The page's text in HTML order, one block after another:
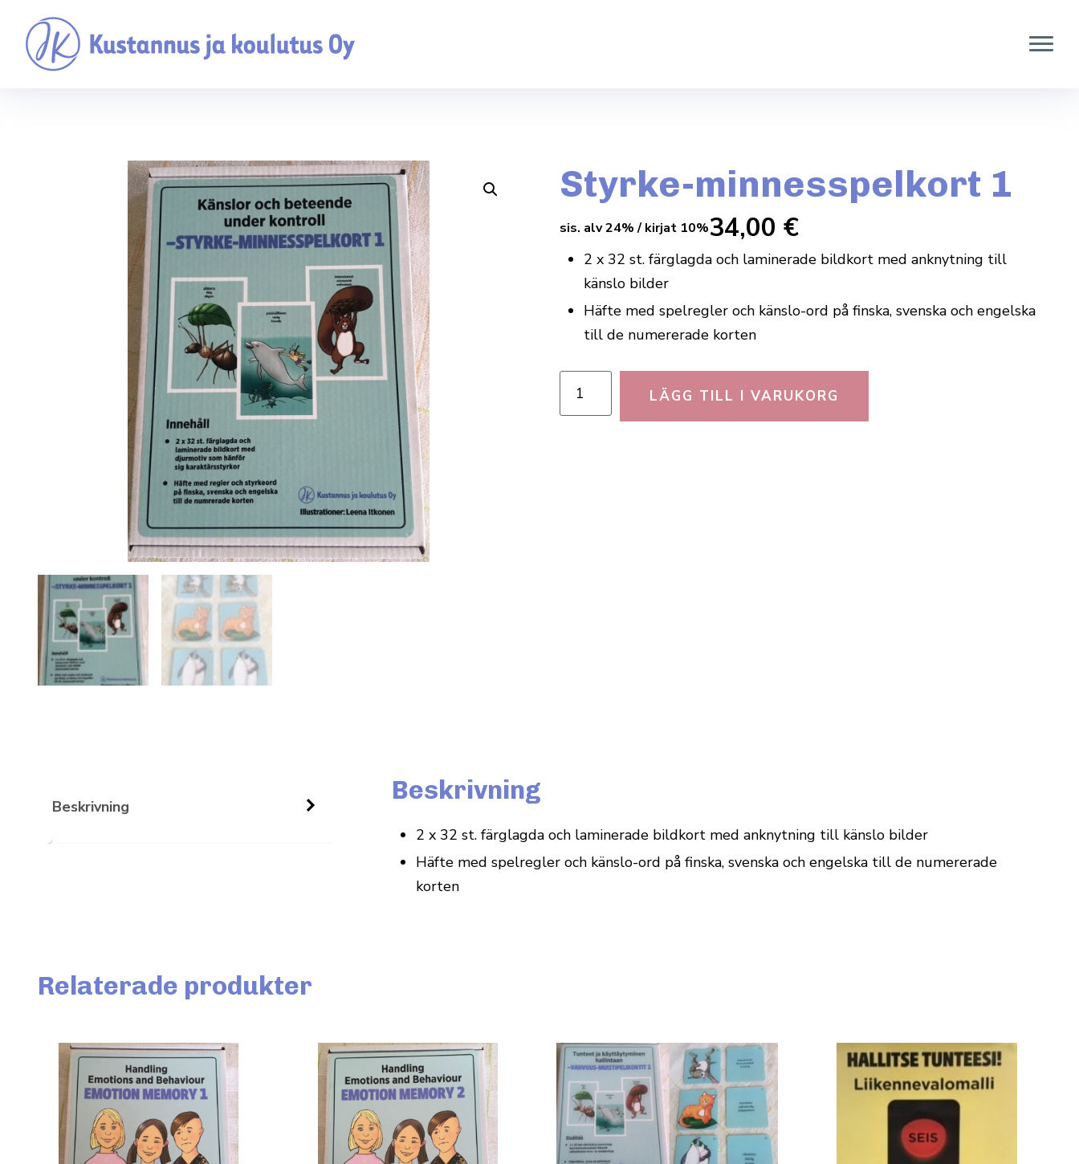
Styrke-minnesspelkort 1
34,00 €
sis. alv 24% / kirjat 10%
2 x 32 st. färglagda och laminerade bildkort med anknytning till
känslo bilder
Häfte med spelregler och känslo-ord på finska, svenska och engelska
till de numererade korten
LÄGG TILL I VARUKORG
Beskrivning
Beskrivning
2 x 32 st. färg­lagda och lami­nerade bildkort med anknytning till känslo bilder
Häfte med spel­regler och känslo-ord på finska, svenska och eng­elska till de nume­rerade
korten
Relaterade produkter